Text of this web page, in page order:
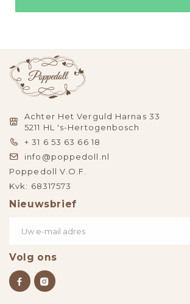
Achter Het Verguld Harnas 33
5211 HL 's-Hertogenbosch
+ 31 6 53 63 66 18
info@poppedoll.nl
Poppedoll V.O.F.
Kvk: 68317573
Nieuwsbrief
Volg ons